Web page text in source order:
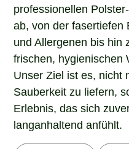
professionellen
ab, von der fasertiefen
und Allergenen bis hin
frischen, hygienischen
Unser Ziel ist es, nicht
Sauberkeit zu liefern,
Erlebnis, das sich
langanhaltend anfühlt.